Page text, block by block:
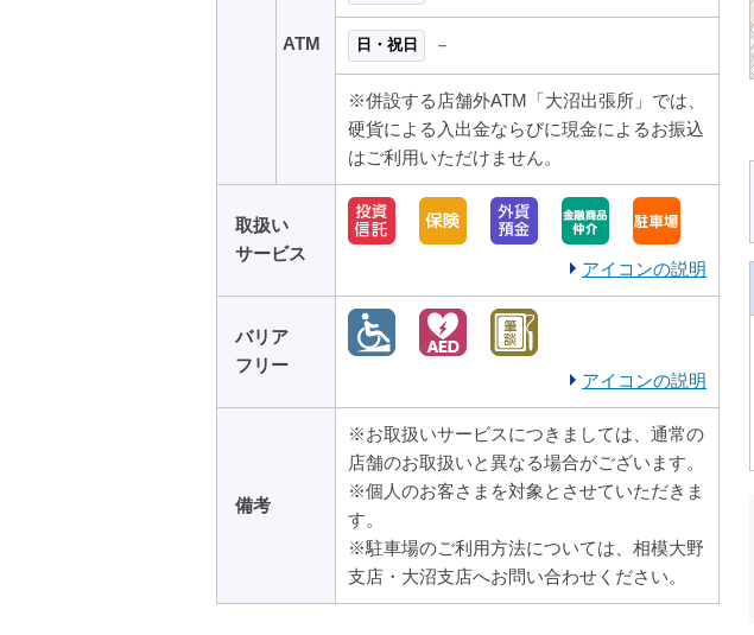
ATM 日・祝日 －
※併設する店舗外ATM「大沼出張所」では、
硬貨による入出金ならびに現金によるお振込
はご利用いただけません。
取扱い
サービス
アイコンの説明
バリア
フリー
アイコンの説明
備考
※お取扱いサービスにつきましては、通常の
店舗のお取扱いと異なる場合がございます。
※個人のお客さまを対象とさせていただきま
す。
※駐車場のご利用方法については、相模大野
支店・大沼支店へお問い合わせください。